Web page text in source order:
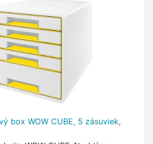
box WOW CUBE, 5 zásuviek,